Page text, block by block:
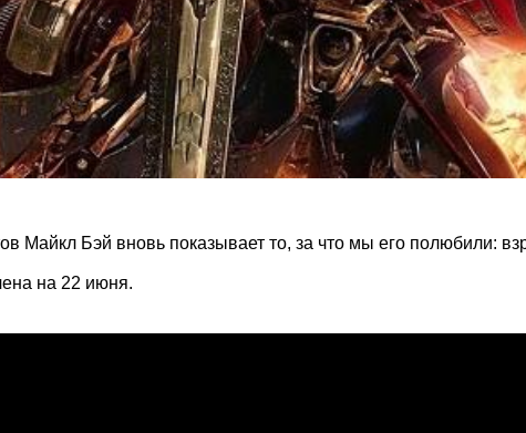
Майкл Бэй вновь показывает то, за что мы его полюбили:
на 22 июня.